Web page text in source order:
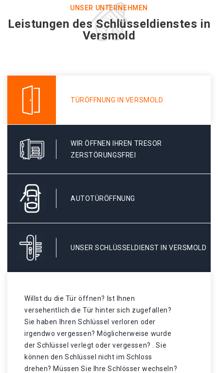
UNSER UNTERNEHMEN
Leistungen des Schlüsseldienstes in
Versmold
TÜRÖFFNUNG IN VERSMOLD
WIR ÖFFNEN IHREN TRESOR
ZERSTÖRUNGSFREI
AUTOTÜRÖFFNUNG
UNSER SCHLÜSSELDIENST IN VERSMOLD
Willst du die Tür öffnen? Ist Ihnen
versehentlich die Tür hinter sich zugefallen?
Sie haben Ihren Schlüssel verloren oder
irgendwo vergessen? Möglicherweise wurde
der Schlüssel verlegt oder vergessen? . Sie
können den Schlüssel nicht im Schloss
drehen? Müssen Sie Ihre Schlösser wechseln?